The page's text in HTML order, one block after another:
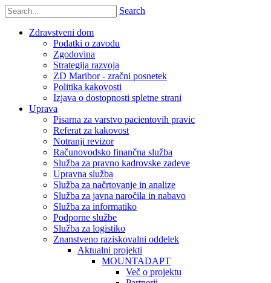
Search
Zdravstveni dom
Podatki o zavodu
Zgodovina
Strategija razvoja
ZD Maribor - zračni posnetek
Politika kakovosti
Izjava o dostopnosti spletne strani
Uprava
Pisarna za varstvo pacientovih pravic
Referat za kakovost
Notranji revizor
Računovodsko finančna služba
Služba za pravno kadrovske zadeve
Upravna služba
Služba za načrtovanje in analize
Služba za javna naročila in nabavo
Služba za informatiko
Podporne službe
Služba za logistiko
Znanstveno raziskovalni oddelek
Aktualni projekti
MOUNTADAPT
Več o projektu